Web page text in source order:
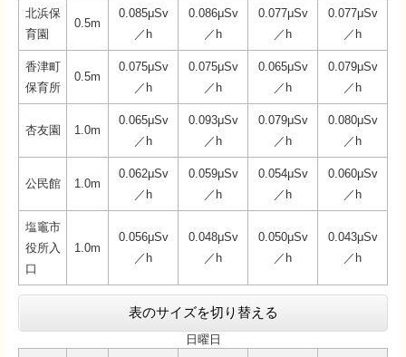
北浜保
育園
0.5m
0.085μSv
／h
0.086μSv
／h
0.077μSv
／h
0.077μSv
／h
香津町
保育所
0.5m
0.075μSv
／h
0.075μSv
／h
0.065μSv
／h
0.079μSv
／h
杏友園 1.0m
0.065μSv
／h
0.093μSv
／h
0.079μSv
／h
0.080μSv
／h
公民館 1.0m
0.062μSv
／h
0.059μSv
／h
0.054μSv
／h
0.060μSv
／h
塩竈市
役所入
口
1.0m
0.056μSv
／h
0.048μSv
／h
0.050μSv
／h
0.043μSv
／h
表のサイズを切り替える
日曜日